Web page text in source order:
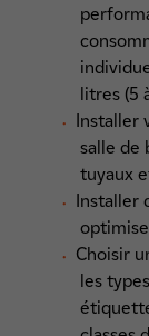
litres (5
Installer
salle de
tuyaux
Installer
Choisir
les